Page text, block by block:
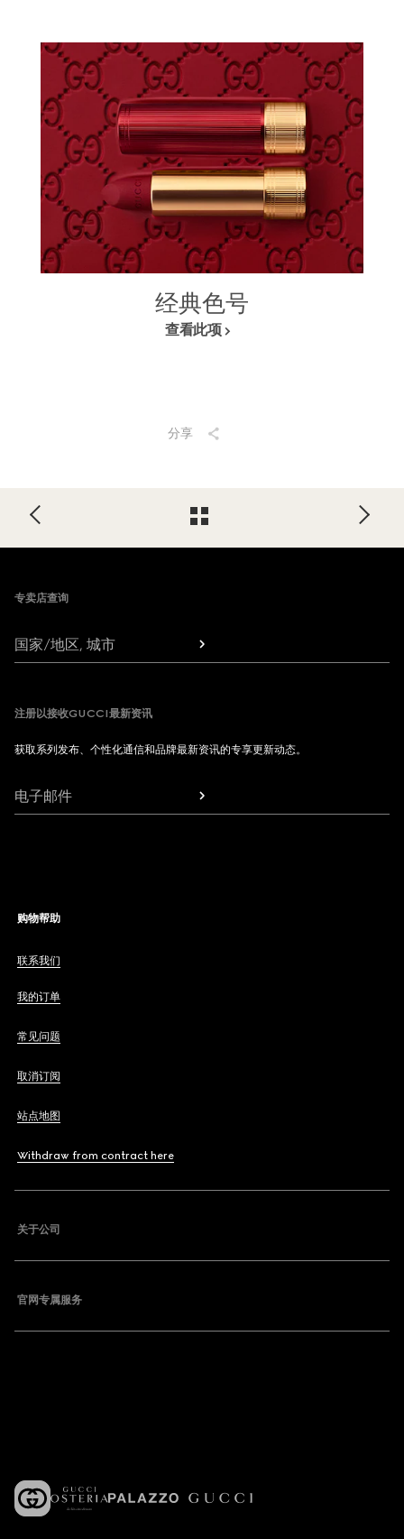
经典色号
查看此项
分享
Footer
专卖店查询
国家/地区, 城市
注册以接收GUCCI最新资讯
获取系列发布、个性化通信和品牌最新资讯的专享更新动态。
电子邮件
购物帮助
联系我们
我的订单
常见问题
取消订阅
站点地图
Withdraw from contract here
关于公司
官网专属服务